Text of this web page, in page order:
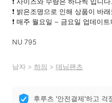
❗ 밝은조명으로 인해 상품이 바
❗ 매주 월요일 ~ 금요일 업데이
NU 795
남자> 하의 > 데님팬츠
후루츠 '안전결제'하고 걱